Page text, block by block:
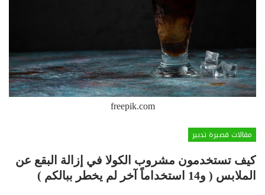
freepik.com
مقالات قصيرة تدبير
كيف تستخدمون مشروب الكولا في إزالة البقع عن
الملابس ( و14 استخداماً آخر لم يخطر ببالكم )